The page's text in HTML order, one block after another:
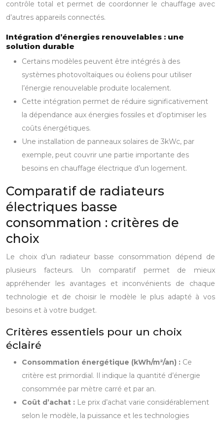
contrôle total et permet de coordonner le chauffage avec
d’autres appareils connectés.
Intégration d’énergies renouvelables : une
solution durable
Certains modèles peuvent être intégrés à des
systèmes photovoltaïques ou éoliens pour utiliser
l’énergie renouvelable produite localement.
Cette intégration permet de réduire significativement
la dépendance aux énergies fossiles et d’optimiser les
coûts énergétiques.
Une installation de panneaux solaires de 3kWc, par
exemple, peut couvrir une partie importante des
besoins en chauffage électrique d’un logement.
Comparatif de radiateurs
électriques basse
consommation : critères de
choix
Le choix d’un radiateur basse consommation dépend de
plusieurs facteurs. Un comparatif permet de mieux
appréhender les avantages et inconvénients de chaque
technologie et de choisir le modèle le plus adapté à vos
besoins et à votre budget.
Critères essentiels pour un choix
éclairé
Consommation énergétique (kWh/m²/an) : Ce
critère est primordial. Il indique la quantité d’énergie
consommée par mètre carré et par an.
Coût d’achat : Le prix d’achat varie considérablement
selon le modèle, la puissance et les technologies